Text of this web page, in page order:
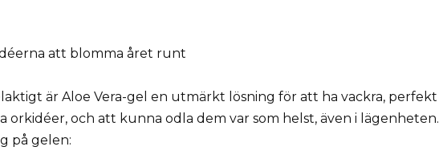
att blomma året runt
är Aloe Vera-gel en utmärkt lösning för att ha vackra, perfekt
orkidéer, och att kunna odla dem var som helst, även i lägenheten.
på gelen: